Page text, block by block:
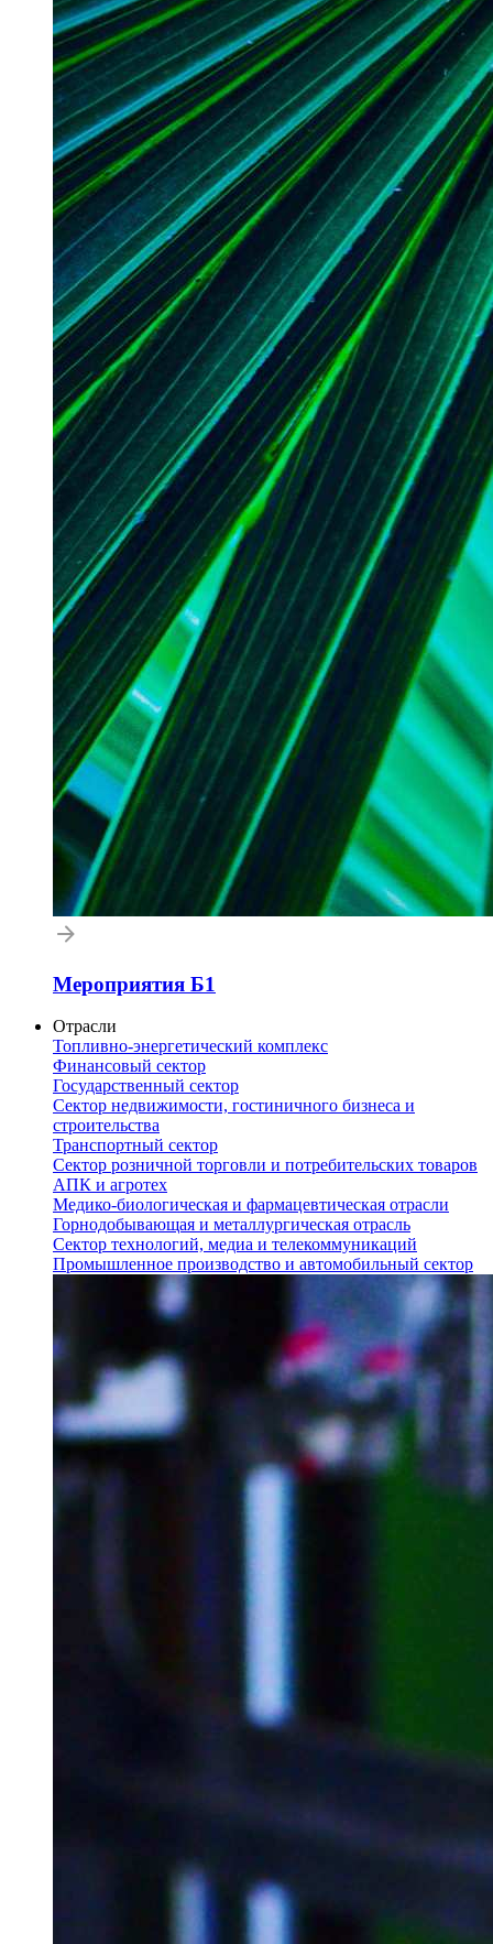
Мероприятия Б1
Отрасли
Топливно-энергетический комплекс
Финансовый сектор
Государственный сектор
Сектор недвижимости, гостиничного бизнеса и
строительства
Транспортный сектор
Сектор розничной торговли и потребительских товаров
АПК и агротех
Медико-биологическая и фармацевтическая отрасли
Горнодобывающая и металлургическая отрасль
Сектор технологий, медиа и телекоммуникаций
Промышленное производство и автомобильный сектор